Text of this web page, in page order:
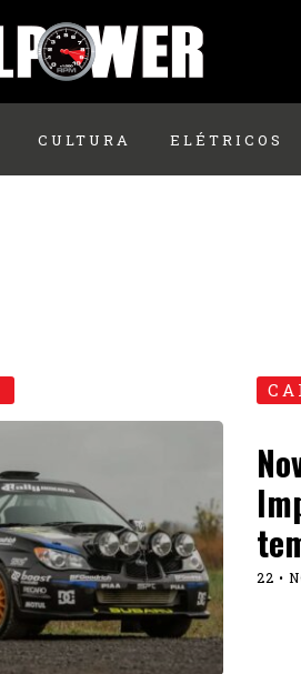
CULTURA ELÉTRICOS
22 •